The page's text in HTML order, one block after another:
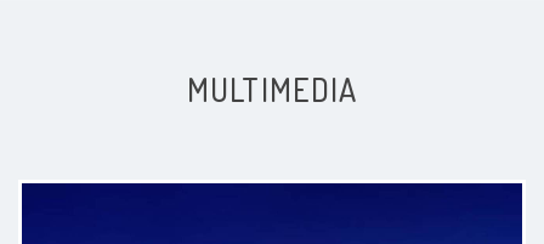
MULTIMEDIA